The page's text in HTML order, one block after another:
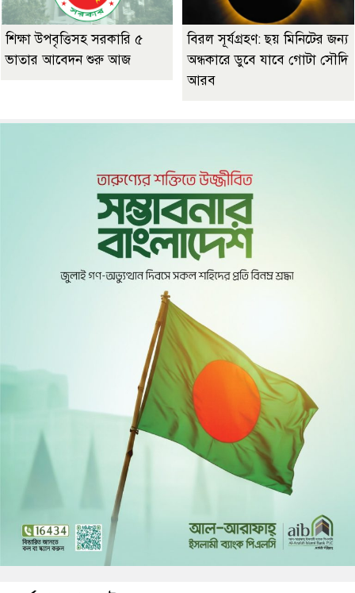
শিক্ষা উপবৃত্তিসহ সরকারি ৫
ভাতার আবেদন শুরু আজ
বিরল সূর্যগ্রহণ: ছয় মিনিটের জন্য
অন্ধকারে ডুবে যাবে গোটা সৌদি
আরব